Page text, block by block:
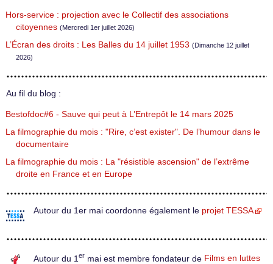
Hors-service : projection avec le Collectif des associations
citoyennes (Mercredi 1er juillet 2026)
L’Écran des droits : Les Balles du 14 juillet 1953 (Dimanche 12 juillet
2026)
Au fil du blog :
Bestofdoc#6 - Sauve qui peut à L’Entrepôt le 14 mars 2025
La filmographie du mois : "Rire, c’est exister". De l’humour dans le
documentaire
La filmographie du mois : La "résistible ascension" de l’extrême
droite en France et en Europe
Autour du 1er mai coordonne également le projet TESSA
Autour du 1 er mai est membre fondateur de Films en luttes